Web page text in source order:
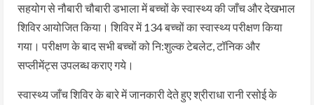
सहयोग से नौबारी चौबारी डभाला में बच्चों के स्वास्थ्य की जाँच और देखभाल
शिविर आयोजित किया। शिविर में 134 बच्चों का स्वास्थ्य परीक्षण किया
गया। परीक्षण के बाद सभी बच्चों को नि:शुल्क टेबलेट, टॉनिक और
सप्लीमेंट्स उपलब्ध कराए गये।
स्वास्थ्य जाँच शिविर के बारे में जानकारी देते हुए श्रीराधा रानी रसोई के